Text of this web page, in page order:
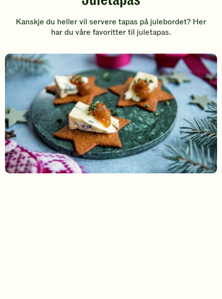
Kanskje du heller vil servere tapas på julebordet? Her
har du våre favoritter til juletapas.